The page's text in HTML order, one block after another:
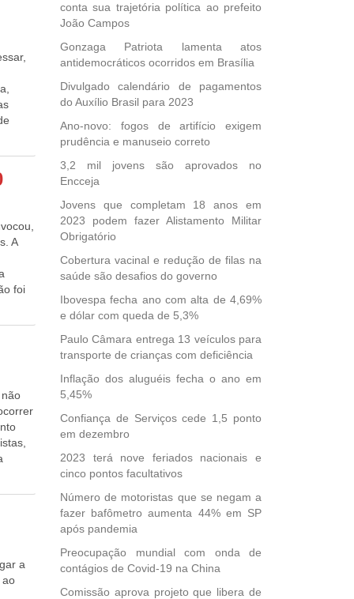
a
a
a
de
De
em
para
e
do
de
às
e
de
A
foi
a
se
a
ao
conta sua trajetória política ao prefeito
João Campos
Gonzaga Patriota lamenta atos
antidemocráticos ocorridos em Brasília
Divulgado calendário de pagamentos
do Auxílio Brasil para 2023
Ano-novo: fogos de artifício exigem
prudência e manuseio correto
3,2 mil jovens são aprovados no
Encceja
Jovens que completam 18 anos em
2023 podem fazer Alistamento Militar
Obrigatório
Cobertura vacinal e redução de filas na
saúde são desafios do governo
Ibovespa fecha ano com alta de 4,69%
e dólar com queda de 5,3%
Paulo Câmara entrega 13 veículos para
transporte de crianças com deficiência
Inflação dos aluguéis fecha o ano em
5,45%
Confiança de Serviços cede 1,5 ponto
em dezembro
2023 terá nove feriados nacionais e
cinco pontos facultativos
Número de motoristas que se negam a
fazer bafômetro aumenta 44% em SP
após pandemia
Preocupação mundial com onda de
contágios de Covid-19 na China
Comissão aprova projeto que libera de